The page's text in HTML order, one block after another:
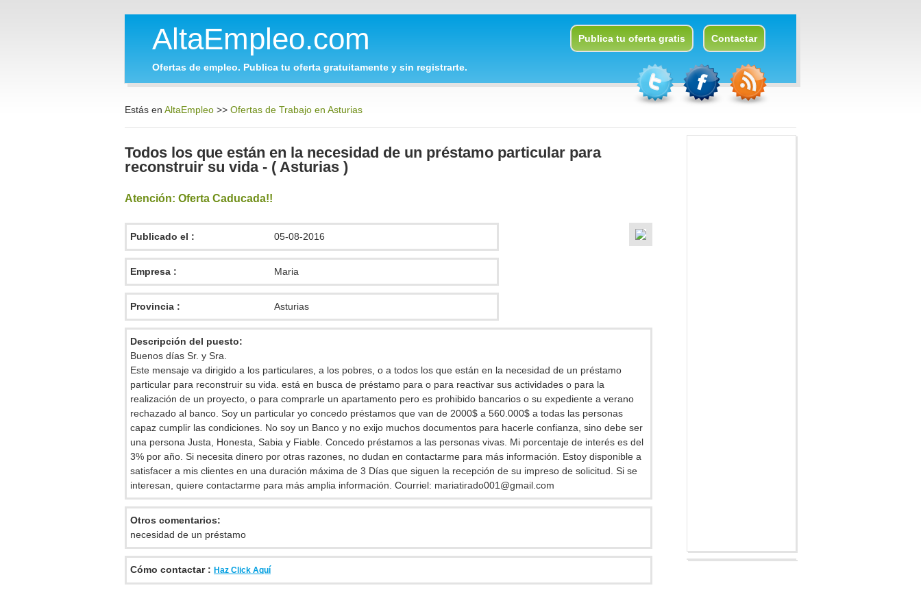
AltaEmpleo.com
Ofertas de empleo. Publica tu oferta gratuitamente y sin registrarte.
Publica tu oferta gratis Contactar
Estás en AltaEmpleo >> Ofertas de Trabajo en Asturias
Todos los que están en la necesidad de un préstamo particular para
reconstruir su vida - ( Asturias )
Atención: Oferta Caducada!!
Publicado el : 05-08-2016
Empresa : Maria
Provincia : Asturias
Descripción del puesto:
Buenos días Sr. y Sra.
Este mensaje va dirigido a los particulares, a los pobres, o a todos los que están en la necesidad de un préstamo
particular para reconstruir su vida. está en busca de préstamo para o para reactivar sus actividades o para la
realización de un proyecto, o para comprarle un apartamento pero es prohibido bancarios o su expediente a verano
rechazado al banco. Soy un particular yo concedo préstamos que van de 2000$ a 560.000$ a todas las personas
capaz cumplir las condiciones. No soy un Banco y no exijo muchos documentos para hacerle confianza, sino debe ser
una persona Justa, Honesta, Sabia y Fiable. Concedo préstamos a las personas vivas. Mi porcentaje de interés es del
3% por año. Si necesita dinero por otras razones, no dudan en contactarme para más información. Estoy disponible a
satisfacer a mis clientes en una duración máxima de 3 Días que siguen la recepción de su impreso de solicitud. Si se
interesan, quiere contactarme para más amplia información. Courriel: mariatirado001@gmail.com
Otros comentarios:
necesidad de un préstamo
Cómo contactar : Haz Click Aquí